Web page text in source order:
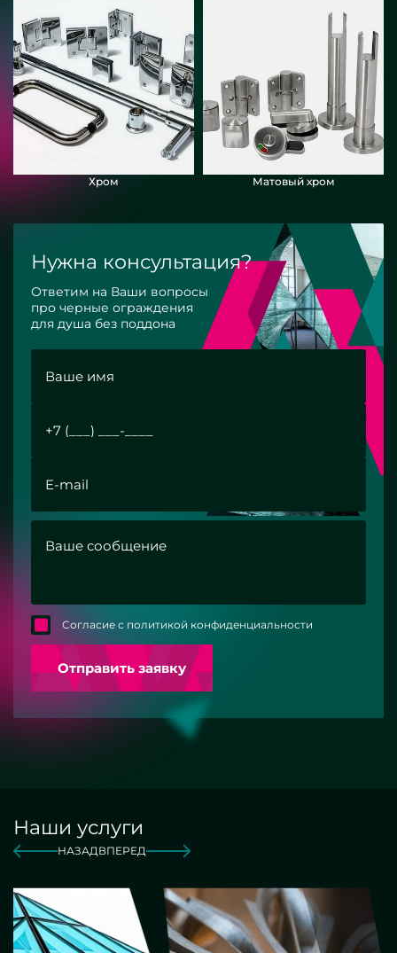
Хром Матовый хром
Нужна консультация?
Ответим на Ваши вопросы
про черные ограждения
для душа без поддона
Согласие с политикой конфиденциальности
Отправить заявку
Наши услуги
НАЗАДВПЕРЕД